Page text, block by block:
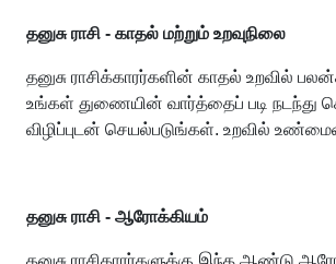
தனுசு ராசி - காதல் மற்றும் உறவுநிலை
தனுசு ராசிக்காரர்களின் காதல் உறவில்
உங்கள் துணையின் வார்த்தைப் படி நடந்து
விழிப்புடன் செயல்படுங்கள். உறவில்
தனுசு ராசி - ஆரோக்கியம்
தனுசு ராசிகாரர்களுக்கு இந்த ஆண்டு